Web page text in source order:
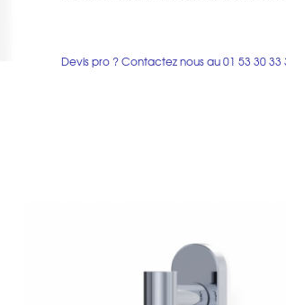
mouvements et ouverture 8 mouvements.
Où utiliser les poignées de
Les poignées de fenêtre présentées ici
d'appartement, maison, loft) mais sont
- aménagement d'hôtel, restaurants, bars
Devis pro ? Contactez nous au01 53 30 33